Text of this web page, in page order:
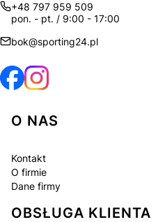
+48 797 959 509
pon. - pt. / 9:00 - 17:00
bok@sporting24.pl
Linki w stopce
O NAS
Kontakt
O firmie
Dane firmy
OBSŁUGA KLIENTA